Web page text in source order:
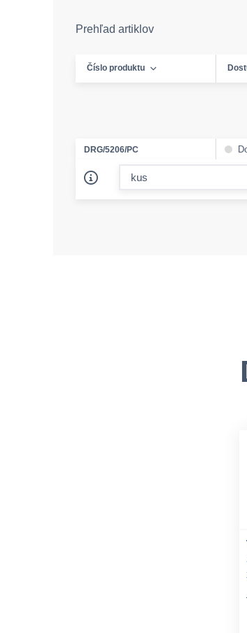
Prehľad artiklov
Číslo produktu
DRG/5206/PC